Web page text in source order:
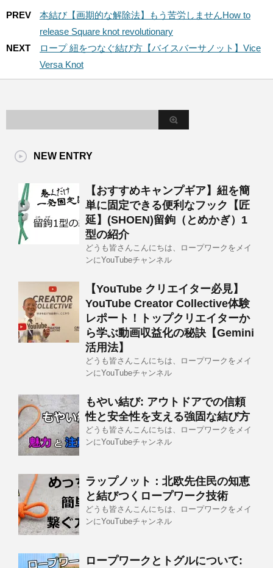
PREV
本結び【画期的な解除法】もう苦労しませんHow to
release Square knot revolutionary
NEXT
ロープ 紐をつなぐ結び方【バイスバーサノット】Vice
Versa Knot
NEW ENTRY
【おすすめキャンプギア】紐を簡
単に固定できる便利なフック【匠
延】(SHOEN)留鉤（とめかぎ）1
型の紹介
どうも皆さんこんにちは、ロープワークをメイ
ンにYouTubeチャンネル
【YouTube クリエイター必見】
YouTube Creator Collective体験
レポート！トップクリエイターか
ら学ぶ動画収益化の秘訣【Gemini
活用法】
どうも皆さんこんにちは、ロープワークをメイ
ンにYouTubeチャンネル
もやい結び: アウトドアでの信頼
性と安全性を支える強固な結び方
どうも皆さんこんにちは、ロープワークをメイ
ンにYouTubeチャンネル
ラップノット：北欧先住民の知恵
と結びつくロープワーク技術
どうも皆さんこんにちは、ロープワークをメイ
ンにYouTubeチャンネル
ロープワークとトグルについて: